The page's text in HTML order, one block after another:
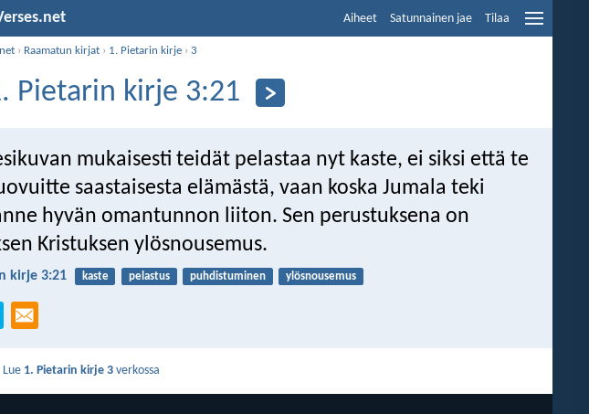
Aiheet Satunnainen jae Tilaa
› Raamatun kirjat › 1. Pietarin kirje ›3
Pietarin kirje 3:21
mukaisesti teidät pelastaa nyt kaste, ei siksi että te
saastaisesta elämästä, vaan koska Jumala teki
hyvän omantunnon liiton. Sen perustuksena on
Kristuksen ylösnousemus.
kirje 3:21 kaste pelastus puhdistuminen ylösnousemus
Lue 1. Pietarin kirje 3 verkossa